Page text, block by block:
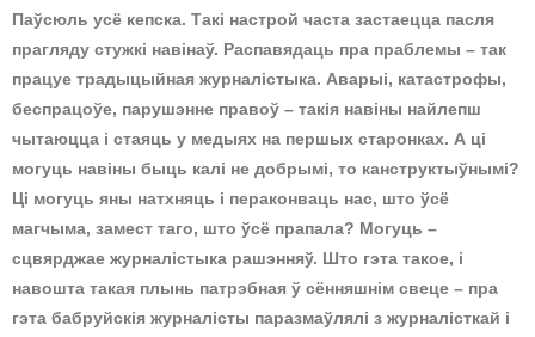
Паўсюль усё кепска. Такі настрой часта застаецца пасля
прагляду стужкі навінаў. Распавядаць пра праблемы – так
працуе традыцыйная журналістыка. Аварыі, катастрофы,
беспрацоўе, парушэнне правоў – такія навіны найлепш
чытаюцца і стаяць у медыях на першых старонках. А ці
могуць навіны быць калі не добрымі, то канструктыўнымі?
Ці могуць яны натхняць і пераконваць нас, што ўсё
магчыма, замест таго, што ўсё прапала? Могуць –
сцвярджае журналістыка рашэнняў. Што гэта такое, і
навошта такая плынь патрэбная ў сённяшнім свеце – пра
гэта бабруйскія журналісты паразмаўлялі з журналісткай і